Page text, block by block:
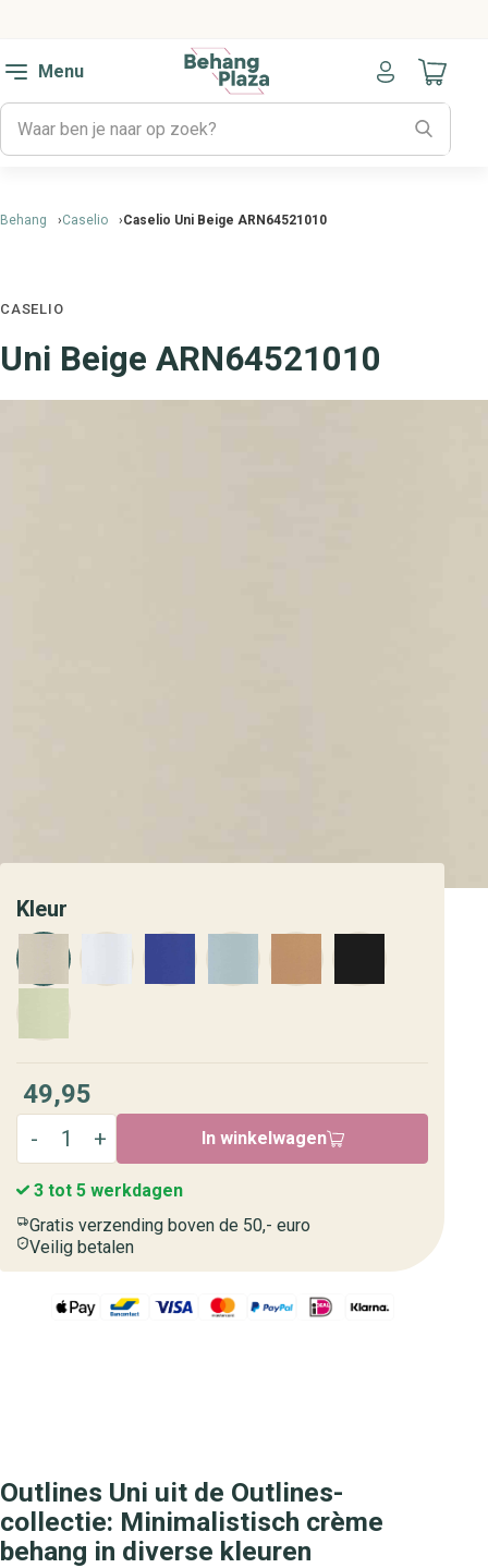
Menu
Naar
Behang Caselio Caselio Uni Beige ARN64521010
CASELIO
Uni Beige ARN64521010
Kleur
49,95
In winkelwagen
3 tot 5 werkdagen
Gratis verzending boven de 50,- euro
Veilig betalen
Outlines Uni uit de Outlines-
collectie: Minimalistisch crème
behang in diverse kleuren